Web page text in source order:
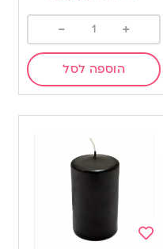
+
-
הוספה לסל